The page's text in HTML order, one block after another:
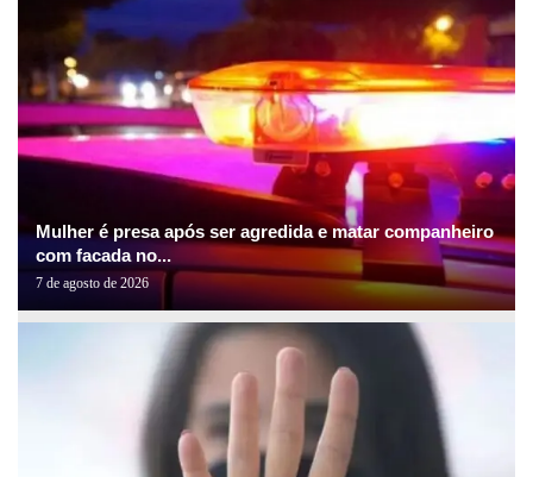
Mulher é presa após ser agredida e matar companheiro
com facada no...
7 de agosto de 2026